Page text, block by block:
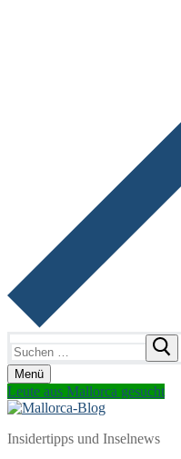
nach:
Menü
Leute aus Mallorca gesucht
Insidertipps und Inselnews